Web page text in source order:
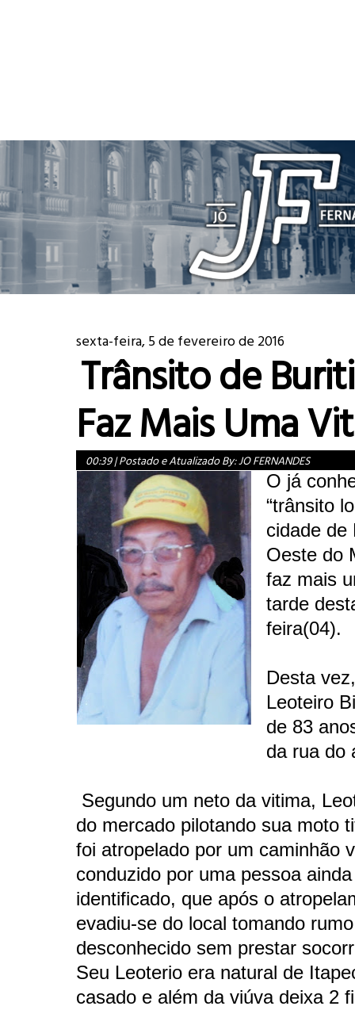
sexta-feira, 5 de fevereiro de 2016
Trânsito de
Faz Mais Uma
00:39|Postado e Atualizado By:JO FERNANDES
O já
“trânsito
cidade de
Oeste do
faz mais
tarde
feira(04).
Desta
Leoteiro
de 83
da rua do
Segundo um neto da vitima,
do mercado pilotando sua moto
foi atropelado por um caminhão
conduzido por uma pessoa
identificado, que após o
evadiu-se do local tomando rumo
desconhecido sem prestar
Seu Leoterio era natural de
casado e além da viúva deixa 2